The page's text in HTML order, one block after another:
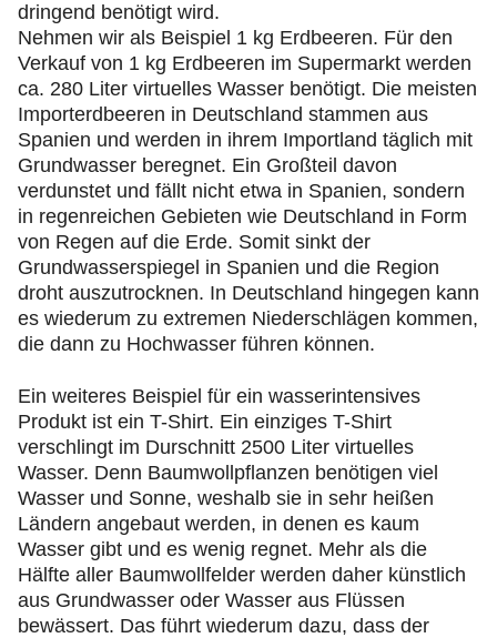
dringend benötigt wird.
Nehmen wir als Beispiel 1 kg Erdbeeren. Für den
Verkauf von 1 kg Erdbeeren im Supermarkt werden
ca. 280 Liter virtuelles Wasser benötigt. Die meisten
Importerdbeeren in Deutschland stammen aus
Spanien und werden in ihrem Importland täglich mit
Grundwasser beregnet. Ein Großteil davon
verdunstet und fällt nicht etwa in Spanien, sondern
in regenreichen Gebieten wie Deutschland in Form
von Regen auf die Erde. Somit sinkt der
Grundwasserspiegel in Spanien und die Region
droht auszutrocknen. In Deutschland hingegen kann
es wiederum zu extremen Niederschlägen kommen,
die dann zu Hochwasser führen können.
Ein weiteres Beispiel für ein wasserintensives
Produkt ist ein T-Shirt. Ein einziges T-Shirt
verschlingt im Durschnitt 2500 Liter virtuelles
Wasser. Denn Baumwollpflanzen benötigen viel
Wasser und Sonne, weshalb sie in sehr heißen
Ländern angebaut werden, in denen es kaum
Wasser gibt und es wenig regnet. Mehr als die
Hälfte aller Baumwollfelder werden daher künstlich
aus Grundwasser oder Wasser aus Flüssen
bewässert. Das führt wiederum dazu, dass der